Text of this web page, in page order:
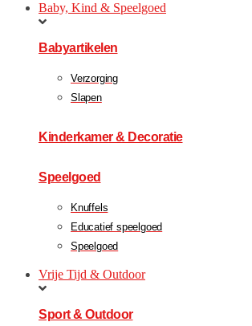
Baby, Kind & Speelgoed
Babyartikelen
Verzorging
Slapen
Kinderkamer & Decoratie
Speelgoed
Knuffels
Educatief speelgoed
Speelgoed
Vrije Tijd & Outdoor
Sport & Outdoor